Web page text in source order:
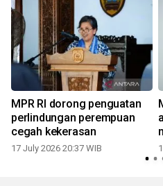
MPR RI dorong penguatan
perlindungan perempuan
cegah kekerasan
17 July 2026 20:37 WIB